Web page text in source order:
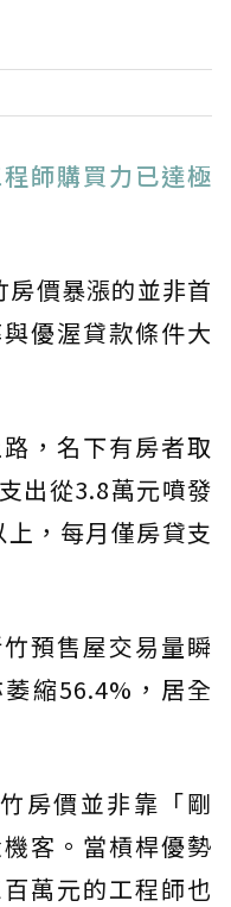
師購買力已達極
房價暴漲的並非首
優渥貸款條件大
，名下有房者取
出從3.8萬元噴發
，每月僅房貸支
預售屋交易量瞬
縮56.4%，居全
房價並非靠「剛
客。當槓桿優勢
萬元的工程師也